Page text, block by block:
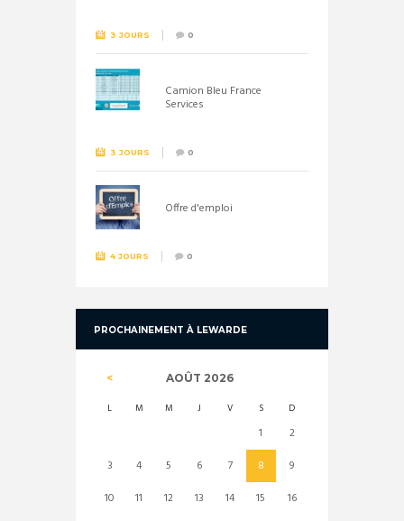
3 JOURS 0
Camion Bleu France
Services
3 JOURS 0
Offre d'emploi
4 JOURS 0
PROCHAINEMENT À LEWARDE
AOÛT 2026
L M M J V S D
1
2
3
4 5 6 7 8
9
10
11 12 13 14 15 16